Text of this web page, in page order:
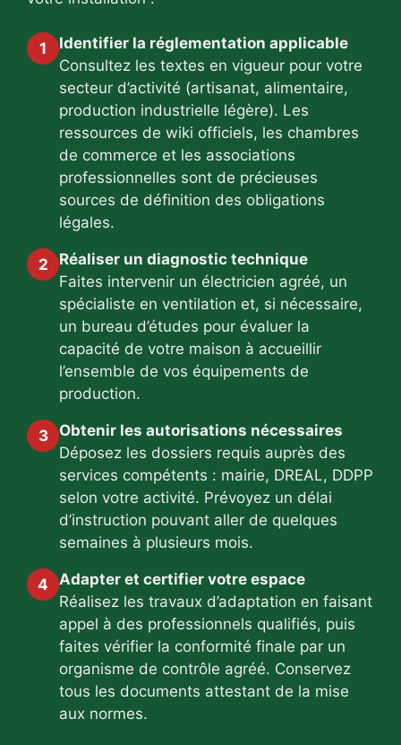
1
Identifier la réglementation applicable
Consultez les textes en vigueur pour votre
secteur d’activité (artisanat, alimentaire,
production industrielle légère). Les
ressources de wiki officiels, les chambres
de commerce et les associations
professionnelles sont de précieuses
sources de définition des obligations
légales.
2
Réaliser un diagnostic technique
Faites intervenir un électricien agréé, un
spécialiste en ventilation et, si nécessaire,
un bureau d’études pour évaluer la
capacité de votre maison à accueillir
l’ensemble de vos équipements de
production.
3
Obtenir les autorisations nécessaires
Déposez les dossiers requis auprès des
services compétents : mairie, DREAL, DDPP
selon votre activité. Prévoyez un délai
d’instruction pouvant aller de quelques
semaines à plusieurs mois.
4
Adapter et certifier votre espace
Réalisez les travaux d’adaptation en faisant
appel à des professionnels qualifiés, puis
faites vérifier la conformité finale par un
organisme de contrôle agréé. Conservez
tous les documents attestant de la mise
aux normes.